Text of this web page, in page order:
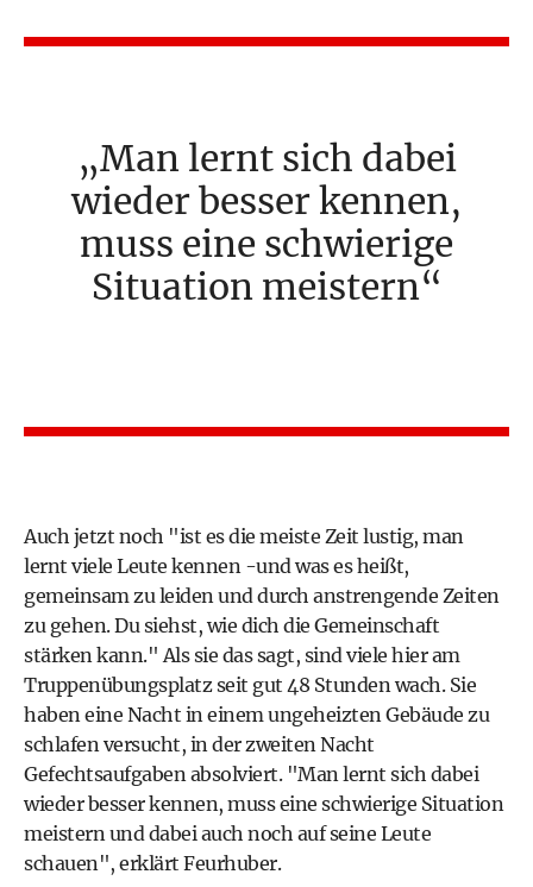
Man lernt sich dabei
wieder besser kennen,
muss eine schwierige
Situation meistern
Auch jetzt noch "ist es die meiste Zeit lustig, man
lernt viele Leute kennen -und was es heißt,
gemeinsam zu leiden und durch anstrengende Zeiten
zu gehen. Du siehst, wie dich die Gemeinschaft
stärken kann." Als sie das sagt, sind viele hier am
Truppenübungsplatz seit gut 48 Stunden wach. Sie
haben eine Nacht in einem ungeheizten Gebäude zu
schlafen versucht, in der zweiten Nacht
Gefechtsaufgaben absolviert. "Man lernt sich dabei
wieder besser kennen, muss eine schwierige Situation
meistern und dabei auch noch auf seine Leute
schauen", erklärt Feurhuber.